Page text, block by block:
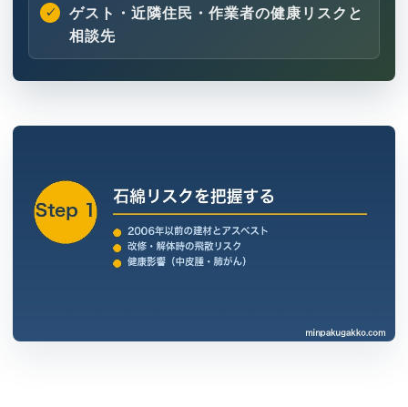
ゲスト・近隣住民・作業者の健康リスクと
相談先